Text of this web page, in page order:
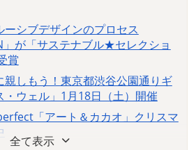
ーシブデザインのプロセス
」が「サステナブル★セレクショ
賞
親しもう！東京都渋谷公園通りギ
・ウェル」1月18日（土）開催
「アート＆カカオ」クリスマ
全て表示